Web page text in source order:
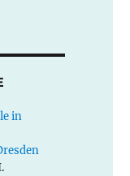
in